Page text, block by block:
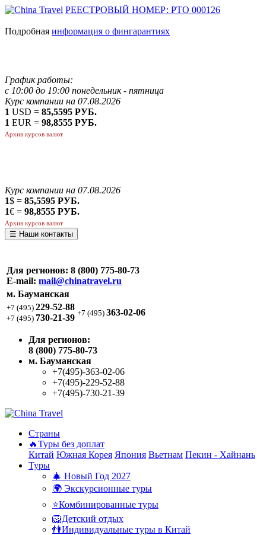
РЕЕСТРОВЫЙ НОМЕР: РТО 000126
Подробная информация о фингарантиях
График работы:
с 10:00 до 19:00 понедельник - пятница
Курс компании на 07.08.2026
1 USD = 85,5595 РУБ.
1 EUR = 98,8555 РУБ.
Архив курсов валют
Курс компании на 07.08.2026
1$ = 85,5595 РУБ.
1€ = 98,8555 РУБ.
Архив курсов валют
☰ Наши контакты
Для регионов: 8 (800) 775-80-73
E-mail: mail@chinatravel.ru
м. Бауманская
+7 (495) 229-52-88
+7 (495) 730-21-39 +7 (495) 363-02-06
Для регионов:
8 (800) 775-80-73
м. Бауманская
+7(495)-363-02-06
+7(495)-229-52-88
+7(495)-730-21-39
Страны
🔥Туры без доплат
Китай Южная Корея Япония Вьетнам Пекин - Хайнань
Туры
🎄 Новый Год 2027
🌍 Экскурсионные туры
⭐Комбинированные туры
🦁Детский отдых
👫Индивидуальные туры в Китай